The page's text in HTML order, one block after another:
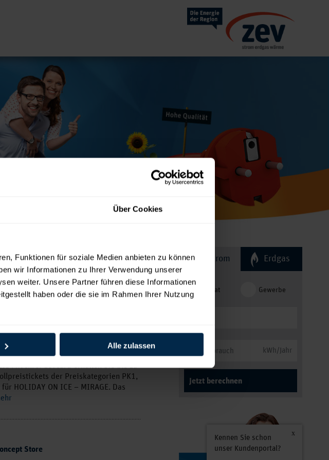
Über Cookies
Funktionen für soziale Medien anbieten zu können
wir Informationen zu Ihrer Verwendung unserer
weiter. Unsere Partner führen diese Informationen
haben oder die sie im Rahmen Ihrer Nutzung
Alle zulassen
Kennen Sie schon
unser Kundenportal?
– Lachen – Leben“ Tour 2026
Mit Ihrer zevcard erhalten Sie 10 €
den Ticketendpreis in den
1 bis PK 3 (zzgl. Versandkosten). Das
MIRAGE 2026/2027
der Preiskategorien PK1,
HOLIDAY ON ICE – MIRAGE. Das
Store
Strom Erdgas
Privat Gewerbe
kWh/Jahr
Jetzt berechnen